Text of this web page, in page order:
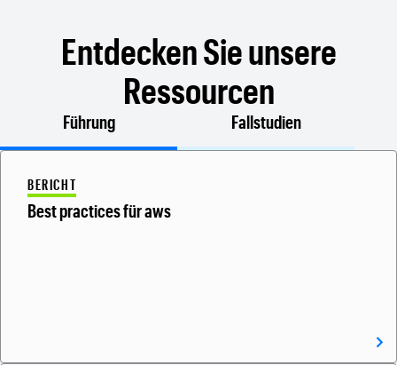
Entdecken Sie unsere
Ressourcen
Führung Fallstudien
BERICHT
Best practices für aws